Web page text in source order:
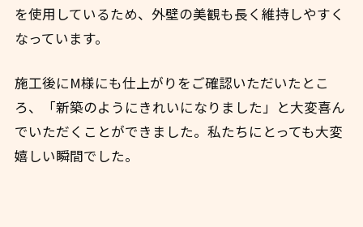
を使用しているため、外壁の美観も長く維持しやすく
なっています。
施工後にM様にも仕上がりをご確認いただいたとこ
ろ、「新築のようにきれいになりました」と大変喜ん
でいただくことができました。私たちにとっても大変
嬉しい瞬間でした。